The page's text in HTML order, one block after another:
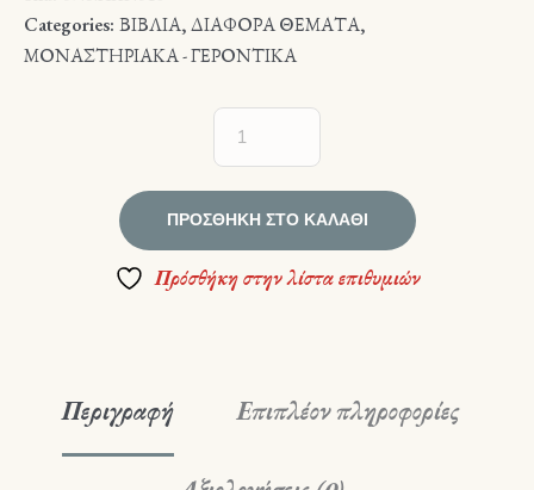
Categories: ΒΙΒΛΙΑ,ΔΙΑΦΟΡΑ ΘΕΜΑΤΑ,
ΜΟΝΑΣΤΗΡΙΑΚΑ - ΓΕΡΟΝΤΙΚΑ
ΠΡΟΣΘΉΚΗ ΣΤΟ ΚΑΛΆΘΙ
Πρόσθήκη στην λίστα επιθυμιών
Περιγραφή Επιπλέον πληροφορίες